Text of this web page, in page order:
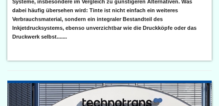
Systeme, insbesondere im Vergleich zu günstigeren Alternativen. Was
dabei häufig übersehen wird: Tinte ist nicht einfach ein weiteres
Verbrauchsmaterial, sondern ein integraler Bestandteil des
Inkjetdrucksystems, ebenso unverzichtbar wie die Druckköpfe oder das
Druckwerk selbst.......